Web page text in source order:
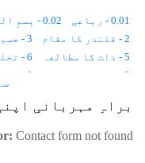
0.01 - رباعی 0.02 - بِسمِ اللہِ الرّحمٰنِ الرّحِیم
2 - قلندر کا مقام
3 - جسم اور روح
5 - ذات کا مطالعہ
6 - تخلیقی سانچے
8 - ظاہر اور باطن
9 - نَوعی اِشتراک
14 - بجلی کی دریافت سے پہلے
براہِ مہربانی
Contact form not found.